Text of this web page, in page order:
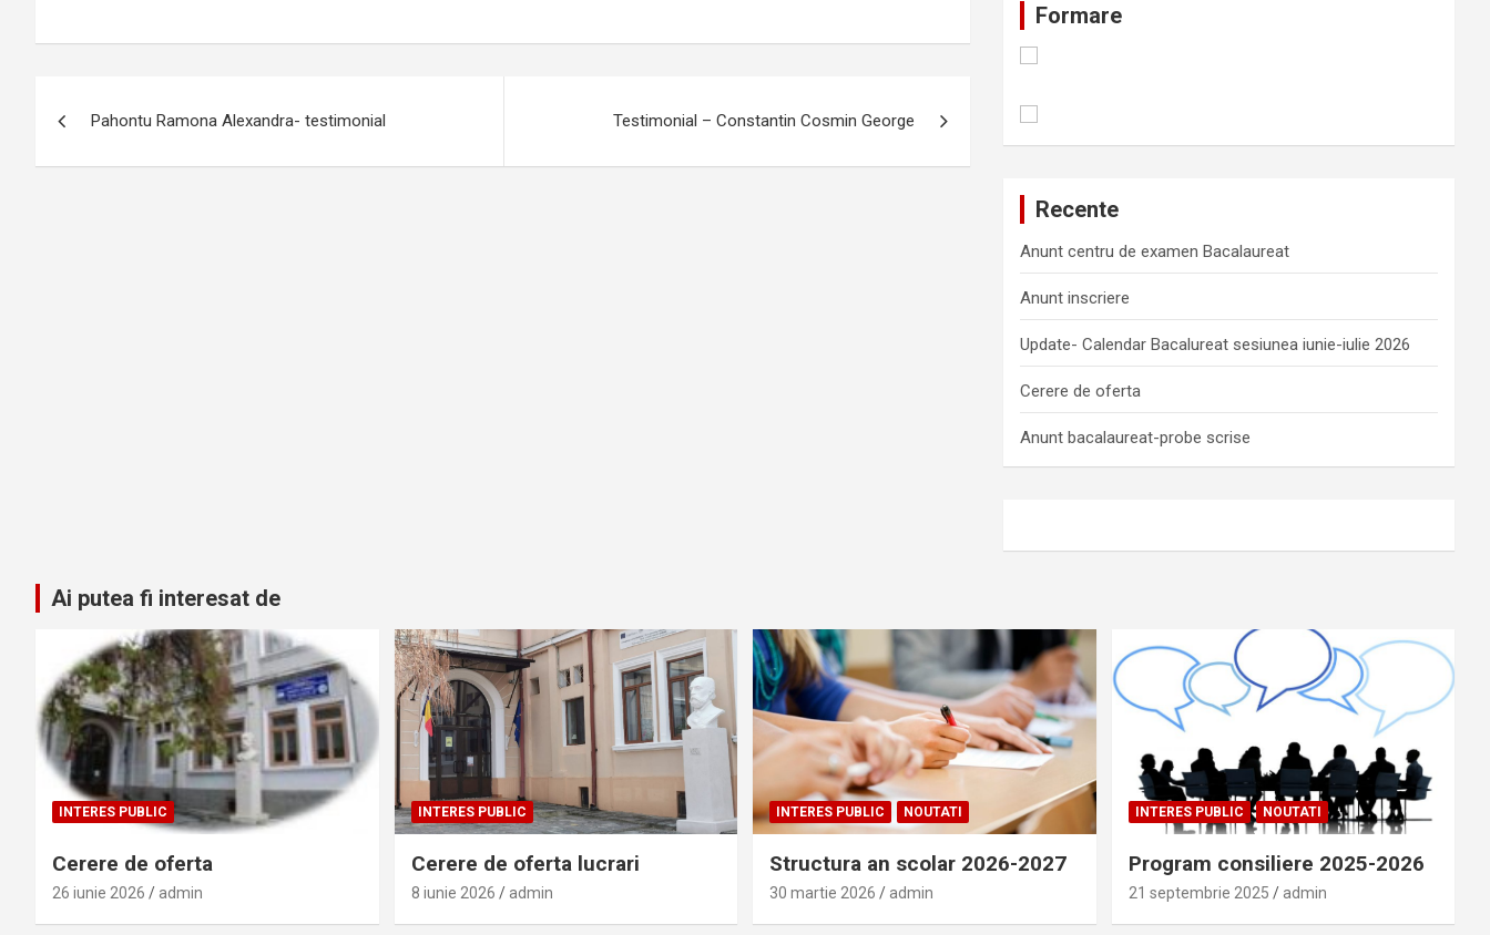
Pahontu Ramona Alexandra- testimonial Testimonial – Constantin Cosmin George
Formare
Recente
Anunt centru de examen Bacalaureat
Anunt inscriere
Update- Calendar Bacalureat sesiunea iunie-iulie 2026
Cerere de oferta
Anunt bacalaureat-probe scrise
Ai putea fi interesat de
INTERES PUBLIC
Cerere de oferta
26 iunie 2026 admin
INTERES PUBLIC
Cerere de oferta lucrari
8 iunie 2026 admin
INTERES PUBLIC NOUTATI
Structura an scolar 2026-2027
30 martie 2026 admin
INTERES PUBLIC NOUTATI
Program consiliere 2025-2026
21 septembrie 2025 admin